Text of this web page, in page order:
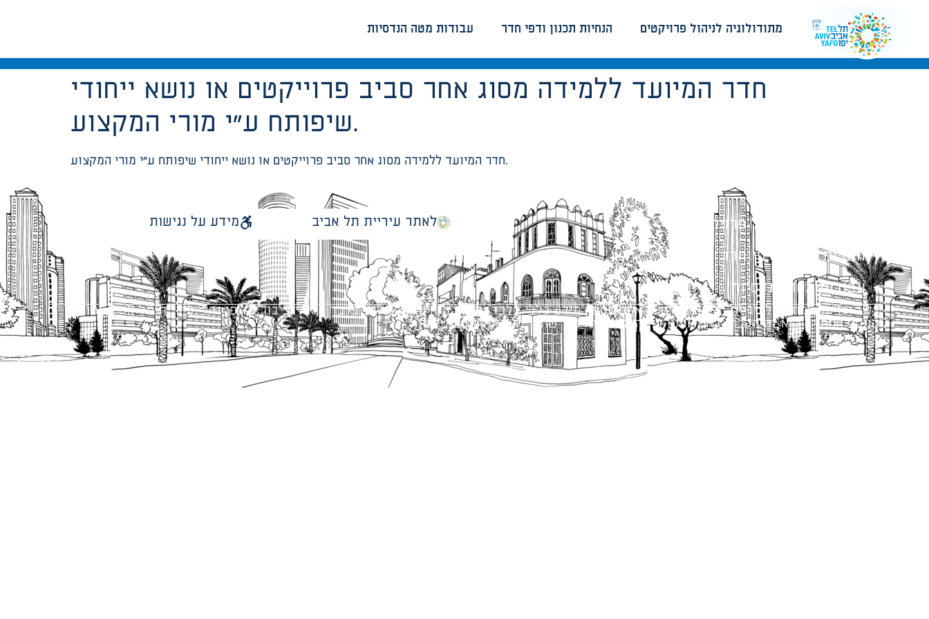
עבודות מטה הנדסיות הנחיות תכנון ודפי חדר מתודולוגיה לניהול פרויקטים
חדר המיועד ללמידה מסוג אחר סביב פרוייקטים או נושא ייחודי
שיפותח ע”י מורי המקצוע.
חדר המיועד ללמידה מסוג אחר סביב פרוייקטים או נושא ייחודי שיפותח ע”י מורי המקצוע.
עבודות מטה הנדסיות
הנחיות תכנון ודפי חדר
מתודולוגיה לניהול פרויקטים לאתר עיריית תל אביב מידע על נגישות
כל הזכויות שמורות לעיריית תל-אביב-יפו. האתר מספק מידע כללי בלבד ומאגד הנחיות תכנוניות בלבד למבני ציבור על פי נהלי עיריית תל אביב-יפו.
הנוסח המחייב הוא זה הקבוע בהוראות הדין הרלוונטיות כפי שתהיינה בתוקף מעת לעת.